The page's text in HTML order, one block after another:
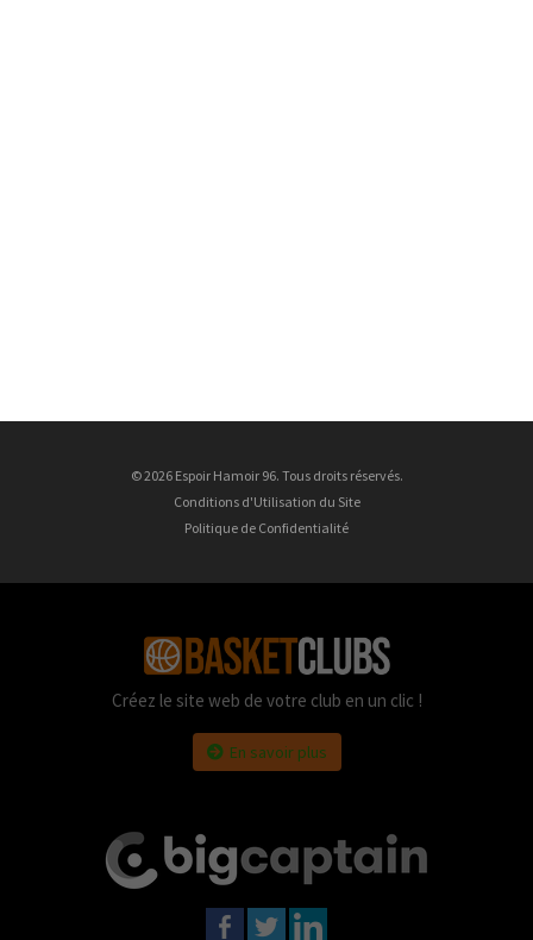
© 2026 Espoir Hamoir 96. Tous droits réservés.
Conditions d'Utilisation du Site
Politique de Confidentialité
Créez le site web de votre club en un clic !
En savoir plus